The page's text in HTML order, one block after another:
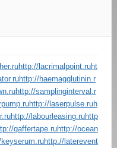
http://lacrimalpoint.ruht
http://haemagglutinin.r
http://samplinginterval.r
http://laserpulse.ruh
http://labourleasing.ruhttp
gaffertape.ruhttp://ocean
http://laterevent